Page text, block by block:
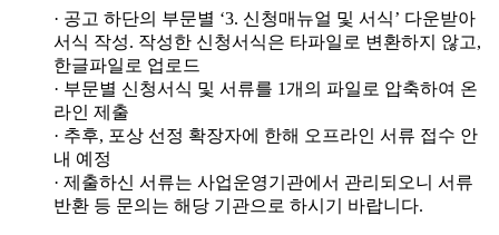
· 공고 하단의 부문별 ‘3. 신청매뉴얼 및 서식’ 다운받아
서식 작성. 작성한 신청서식은 타파일로 변환하지 않고,
한글파일로 업로드
· 부문별 신청서식 및 서류를 1개의 파일로 압축하여 온
라인 제출
· 추후, 포상 선정 확장자에 한해 오프라인 서류 접수 안
내 예정
· 제출하신 서류는 사업운영기관에서 관리되오니 서류
반환 등 문의는 해당 기관으로 하시기 바랍니다.